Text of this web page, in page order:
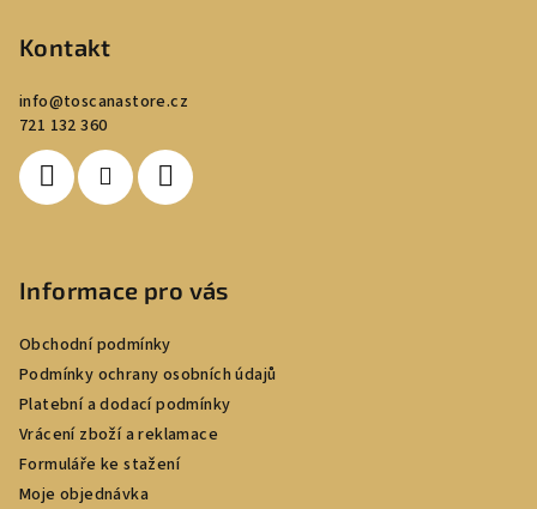
Kontakt
info@toscanastore.cz
721 132 360
Informace pro vás
Obchodní podmínky
Podmínky ochrany osobních údajů
Platební a dodací podmínky
Vrácení zboží a reklamace
Formuláře ke stažení
Moje objednávka